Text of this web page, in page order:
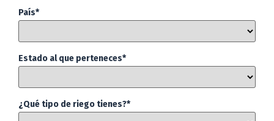
País*
Estado al que perteneces*
¿Qué tipo de riego tienes?*